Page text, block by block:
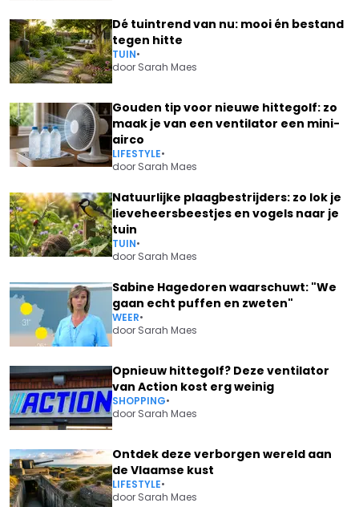
Dé tuintrend van nu: mooi én bestand
tegen hitte
TUIN•
door Sarah Maes
Gouden tip voor nieuwe hittegolf: zo
maak je van een ventilator een mini-
airco
LIFESTYLE•
door Sarah Maes
Natuurlijke plaagbestrijders: zo lok je
lieveheersbeestjes en vogels naar je
tuin
TUIN•
door Sarah Maes
Sabine Hagedoren waarschuwt: "We
gaan echt puffen en zweten"
WEER•
door Sarah Maes
Opnieuw hittegolf? Deze ventilator
van Action kost erg weinig
SHOPPING•
door Sarah Maes
Ontdek deze verborgen wereld aan
de Vlaamse kust
LIFESTYLE•
door Sarah Maes